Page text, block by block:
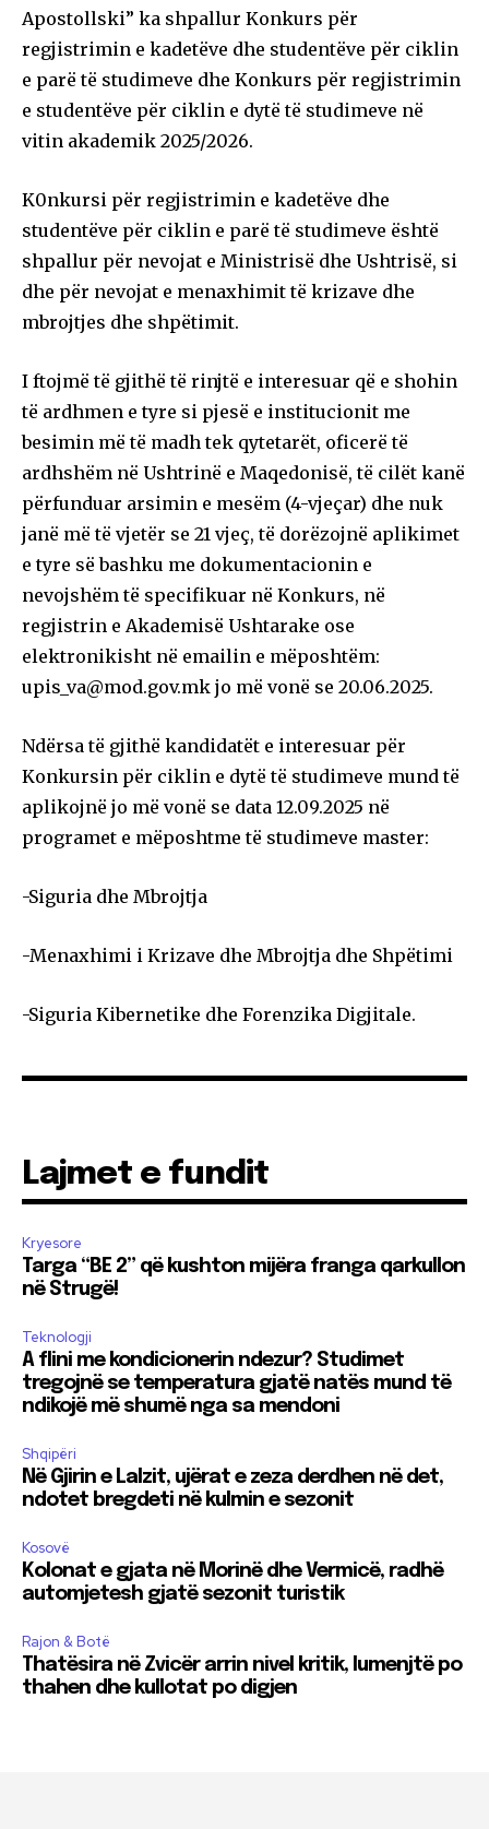
Apostollski” ka shpallur Konkurs për
regjistrimin e kadetëve dhe studentëve për ciklin
e parë të studimeve dhe Konkurs për regjistrimin
e studentëve për ciklin e dytë të studimeve në
vitin akademik 2025/2026.
K0nkursi për regjistrimin e kadetëve dhe
studentëve për ciklin e parë të studimeve është
shpallur për nevojat e Ministrisë dhe Ushtrisë, si
dhe për nevojat e menaxhimit të krizave dhe
mbrojtjes dhe shpëtimit.
I ftojmë të gjithë të rinjtë e interesuar që e shohin
të ardhmen e tyre si pjesë e institucionit me
besimin më të madh tek qytetarët, oficerë të
ardhshëm në Ushtrinë e Maqedonisë, të cilët kanë
përfunduar arsimin e mesëm (4-vjeçar) dhe nuk
janë më të vjetër se 21 vjeç, të dorëzojnë aplikimet
e tyre së bashku me dokumentacionin e
nevojshëm të specifikuar në Konkurs, në
regjistrin e Akademisë Ushtarake ose
elektronikisht në emailin e mëposhtëm:
upis_va@mod.gov.mk jo më vonë se 20.06.2025.
Ndërsa të gjithë kandidatët e interesuar për
Konkursin për ciklin e dytë të studimeve mund të
aplikojnë jo më vonë se data 12.09.2025 në
programet e mëposhtme të studimeve master:
-Siguria dhe Mbrojtja
-Menaxhimi i Krizave dhe Mbrojtja dhe Shpëtimi
-Siguria Kibernetike dhe Forenzika Digjitale.
Lajmet e fundit
Kryesore
Targa “BE 2” që kushton mijëra franga qarkullon
në Strugë!
Teknologji
A flini me kondicionerin ndezur? Studimet
tregojnë se temperatura gjatë natës mund të
ndikojë më shumë nga sa mendoni
Shqipëri
Në Gjirin e Lalzit, ujërat e zeza derdhen në det,
ndotet bregdeti në kulmin e sezonit
Kosovë
Kolonat e gjata në Morinë dhe Vermicë, radhë
automjetesh gjatë sezonit turistik
Rajon & Botë
Thatësira në Zvicër arrin nivel kritik, lumenjtë po
thahen dhe kullotat po digjen